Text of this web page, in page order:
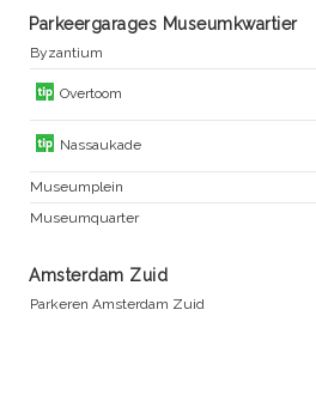
Parkeergarages Museumkwartier
Byzantium
Overtoom
Nassaukade
Museumplein
Museumquarter
Amsterdam Zuid
Parkeren Amsterdam Zuid